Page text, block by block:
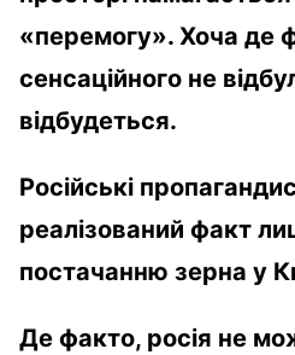
«перемогу». Хоча де
сенсаційного не
відбудеться.
Російські
реалізований факт
постачанню зерна у
Де факто, росія не